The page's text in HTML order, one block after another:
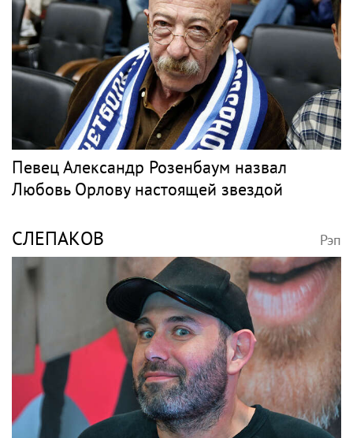
Певец Александр Розенбаум назвал
Любовь Орлову настоящей звездой
СЛЕПАКОВ Рэп